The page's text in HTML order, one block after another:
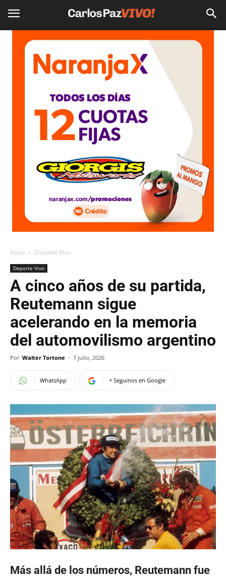
Inicio Deporte Vivo
Deporte Vivo
A cinco años de su partida,
Reutemann sigue
acelerando en la memoria
del automovilismo argentino
Por Walter Tortone - 7 julio, 2026
WhatsApp + Seguinos en Google
Más allá de los números, Reutemann fue